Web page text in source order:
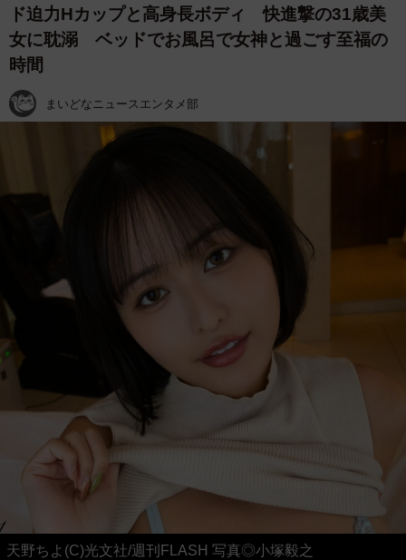
ド迫力Hカップと高身長ボディ 快進撃の31歳美
女に耽溺 ベッドでお風呂で女神と過ごす至福の
時間
まいどなニュースエンタメ部
天野ちよ(C)光文社/週刊FLASH 写真◎小塚毅之